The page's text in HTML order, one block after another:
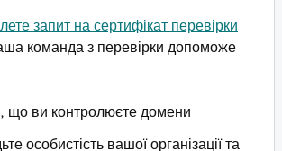
запит на сертифікат перевірки
команда з перевірки допоможе
що ви контролюєте домени
особистість вашої організації та